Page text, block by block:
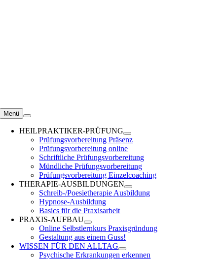
Menü
HEILPRAKTIKER-PRÜFUNG
Prüfungsvorbereitung Präsenz
Prüfungsvorbereitung online
Schriftliche Prüfungsvorbereitung
Mündliche Prüfungsvorbereitung
Prüfungsvorbereitung Einzelcoaching
THERAPIE-AUSBILDUNGEN
Schreib-/Poesietherapie Ausbildung
Hypnose-Ausbildung
Basics für die Praxisarbeit
PRAXIS-AUFBAU
Online Selbstlernkurs Praxisgründung
Gestaltung aus einem Guss!
WISSEN FÜR DEN ALLTAG
Psychische Erkrankungen erkennen